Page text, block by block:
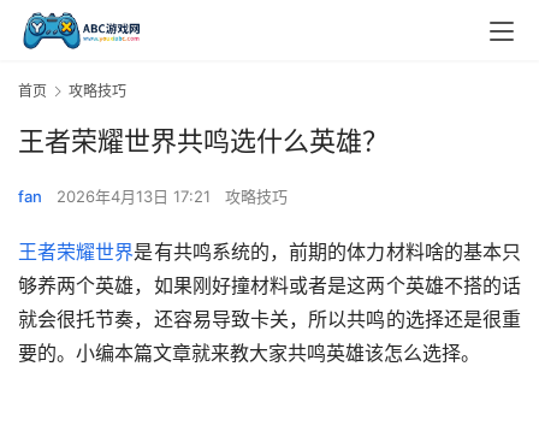
首页 攻略技巧
王者荣耀世界共鸣选什么英雄？
fan 2026年4月13日 17:21 攻略技巧
王者荣耀世界是有共鸣系统的，前期的体力材料啥的基本只
够养两个英雄，如果刚好撞材料或者是这两个英雄不搭的话
就会很托节奏，还容易导致卡关，所以共鸣的选择还是很重
要的。小编本篇文章就来教大家共鸣英雄该怎么选择。